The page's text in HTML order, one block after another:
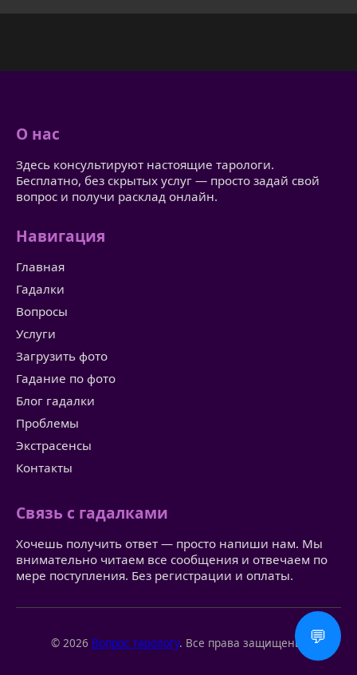
О нас
Здесь консультируют настоящие тарологи.
Бесплатно, без скрытых услуг — просто задай свой
вопрос и получи расклад онлайн.
Навигация
Главная
Гадалки
Вопросы
Услуги
Загрузить фото
Гадание по фото
Блог гадалки
Проблемы
Экстрасенсы
Контакты
Связь с гадалками
Хочешь получить ответ — просто напиши нам. Мы
внимательно читаем все сообщения и отвечаем по
мере поступления. Без регистрации и оплаты.
© 2026 Вопрос тарологу. Все права защищены. 💬